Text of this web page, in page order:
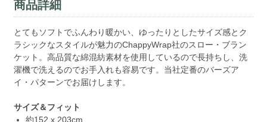
商品詳細
とてもソフトでふんわり暖かい、ゆったりとしたサイズ感とク
ラシックなスタイルが魅力のChappyWrap社のスロー・ブラン
ケット。高品質な綿混紡素材を使用しているので長持ちし、洗
濯機で洗えるのでお手入れも容易です。当社定番のバーズア
イ・パターンでお届けします。
サイズ＆フィット
約152 x 203cm